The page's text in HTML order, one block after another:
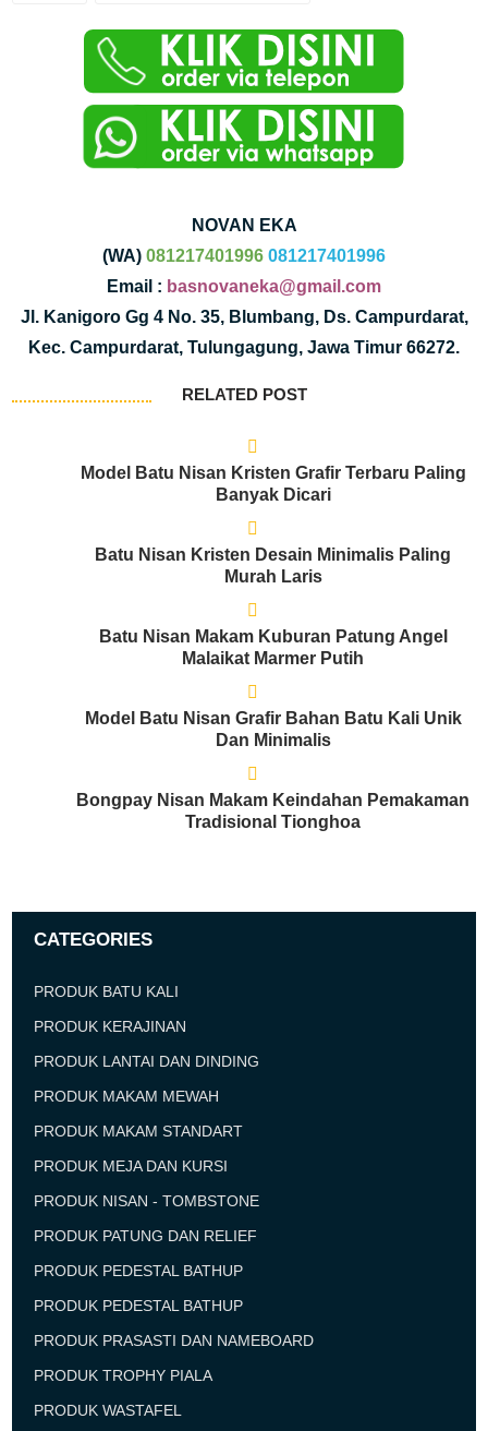
NOVAN EKA
(WA) 081217401996 081217401996
Email : basnovaneka@gmail.com
Jl. Kanigoro Gg 4 No. 35, Blumbang, Ds. Campurdarat,
Kec. Campurdarat, Tulungagung, Jawa Timur 66272.
RELATED POST
Model Batu Nisan Kristen Grafir Terbaru Paling
Banyak Dicari
Batu Nisan Kristen Desain Minimalis Paling
Murah Laris
Batu Nisan Makam Kuburan Patung Angel
Malaikat Marmer Putih
Model Batu Nisan Grafir Bahan Batu Kali Unik
Dan Minimalis
Bongpay Nisan Makam Keindahan Pemakaman
Tradisional Tionghoa
CATEGORIES
PRODUK BATU KALI
PRODUK KERAJINAN
PRODUK LANTAI DAN DINDING
PRODUK MAKAM MEWAH
PRODUK MAKAM STANDART
PRODUK MEJA DAN KURSI
PRODUK NISAN - TOMBSTONE
PRODUK PATUNG DAN RELIEF
PRODUK PEDESTAL BATHUP
PRODUK PEDESTAL BATHUP
PRODUK PRASASTI DAN NAMEBOARD
PRODUK TROPHY PIALA
PRODUK WASTAFEL